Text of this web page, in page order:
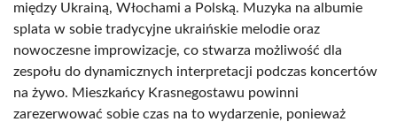
między Ukrainą, Włochami a Polską. Muzyka na albumie
splata w sobie tradycyjne ukraińskie melodie oraz
nowoczesne improwizacje, co stwarza możliwość dla
zespołu do dynamicznych interpretacji podczas koncertów
na żywo. Mieszkańcy Krasnegostawu powinni
zarezerwować sobie czas na to wydarzenie, ponieważ